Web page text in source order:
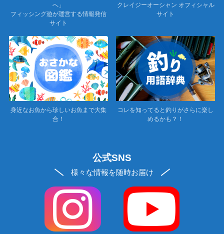
へ」
フィッシング遊が運営する情報発信
サイト
クレイジーオーシャン オフィシャル
サイト
身近なお魚から珍しいお魚まで大集
合！
コレを知ってると釣りがさらに楽し
めるかも？！
公式SNS
様々な情報を随時お届け